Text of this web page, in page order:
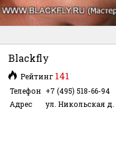
Blackfly
Рейтинг 141
Телефон +7 (495) 518-66-94
Адрес
ул. Никольская д.